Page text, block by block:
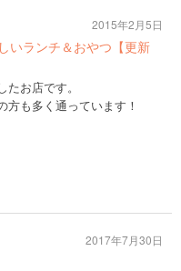
いランチ＆おやつ【更新
お店です。
方も多く通っています！
2015年2月5日
2017年7月30日